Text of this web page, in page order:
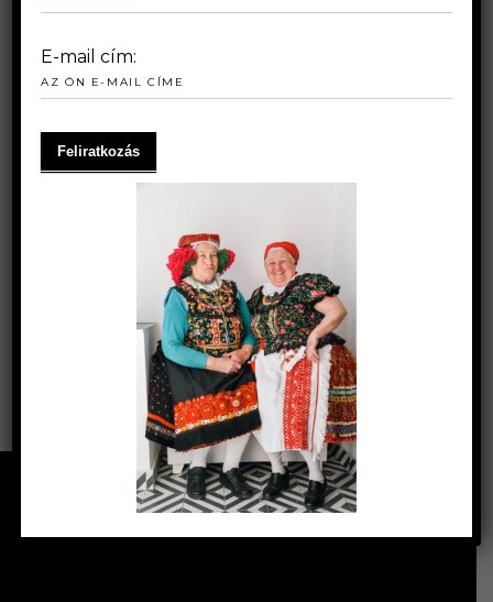
keresésnek.
Keresés
SZŰRÉS ÁR SZERINT
E-mail cím: